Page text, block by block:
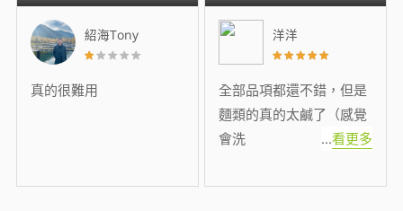
紹海Tony
真的很難用
洋洋
全部品項都還不錯，但是
麵類的真的太鹹了（感覺
會洗
...看更多